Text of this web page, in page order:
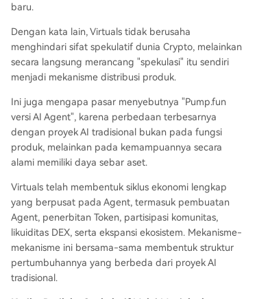
baru.
Dengan kata lain, Virtuals tidak berusaha
menghindari sifat spekulatif dunia Crypto, melainkan
secara langsung merancang "spekulasi" itu sendiri
menjadi mekanisme distribusi produk.
Ini juga mengapa pasar menyebutnya "Pump.fun
versi AI Agent", karena perbedaan terbesarnya
dengan proyek AI tradisional bukan pada fungsi
produk, melainkan pada kemampuannya secara
alami memiliki daya sebar aset.
Virtuals telah membentuk siklus ekonomi lengkap
yang berpusat pada Agent, termasuk pembuatan
Agent, penerbitan Token, partisipasi komunitas,
likuiditas DEX, serta ekspansi ekosistem. Mekanisme-
mekanisme ini bersama-sama membentuk struktur
pertumbuhannya yang berbeda dari proyek AI
tradisional.